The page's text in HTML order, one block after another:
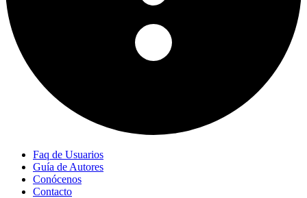
Faq de Usuarios
Guía de Autores
Conócenos
Contacto